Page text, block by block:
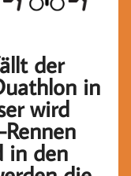
der
in
wird
in den